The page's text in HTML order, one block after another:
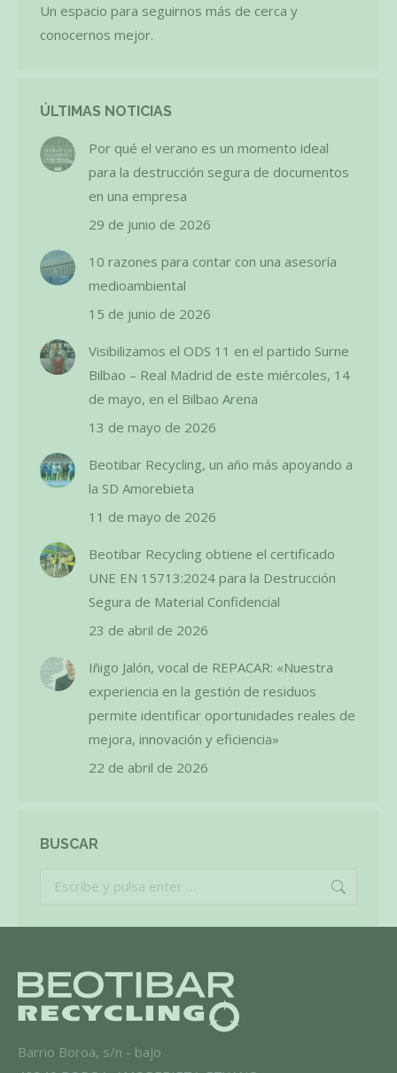
Un espacio para seguirnos más de cerca y
conocernos mejor.
ÚLTIMAS NOTICIAS
Por qué el verano es un momento ideal
para la destrucción segura de documentos
en una empresa
29 de junio de 2026
10 razones para contar con una asesoría
medioambiental
15 de junio de 2026
Visibilizamos el ODS 11 en el partido Surne
Bilbao – Real Madrid de este miércoles, 14
de mayo, en el Bilbao Arena
13 de mayo de 2026
Beotibar Recycling, un año más apoyando a
la SD Amorebieta
11 de mayo de 2026
Beotibar Recycling obtiene el certificado
UNE EN 15713:2024 para la Destrucción
Segura de Material Confidencial
23 de abril de 2026
Iñigo Jalón, vocal de REPACAR: «Nuestra
experiencia en la gestión de residuos
permite identificar oportunidades reales de
mejora, innovación y eficiencia»
22 de abril de 2026
BUSCAR
Buscar:
Barrio Boroa, s/n - bajo